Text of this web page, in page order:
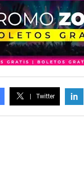
Twitter in